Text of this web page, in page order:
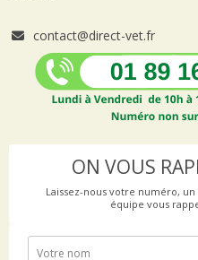
contact@direct-vet.fr
ON VOUS
Laissez-nous votre numéro,
équipe vous